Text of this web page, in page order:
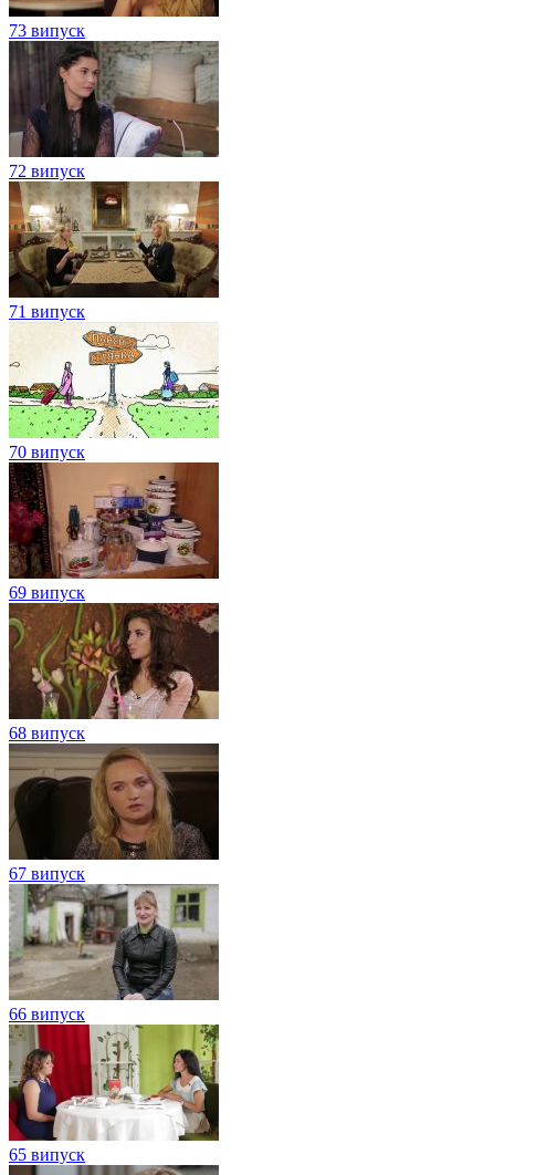
73 випуск
72 випуск
71 випуск
70 випуск
69 випуск
68 випуск
67 випуск
66 випуск
65 випуск